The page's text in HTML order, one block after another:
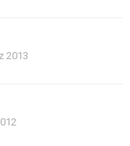
2013